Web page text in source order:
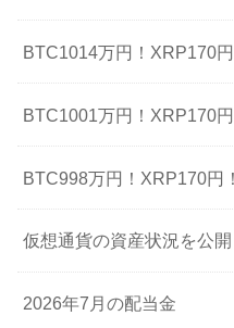
BTC1014万円！XRP170円
BTC1001万円！XRP170円
BTC998万円！XRP170円！
仮想通貨の資産状況を公開
2026年7月の配当金